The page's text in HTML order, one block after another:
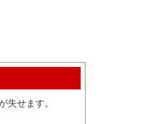
失せます。